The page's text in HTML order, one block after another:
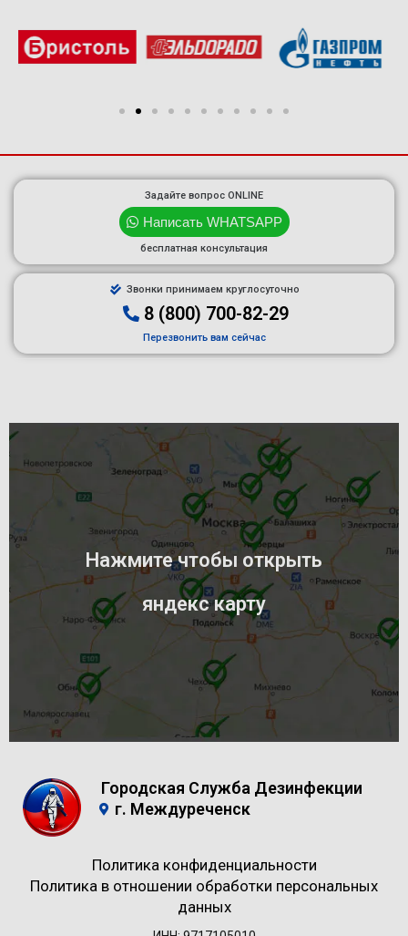
Задайте вопрос ONLINE
Написать WHATSAPP
бесплатная консультация
Звонки принимаем круглосуточно
8 (800) 700-82-29
Перезвонить вам сейчас
Нажмите чтобы открыть
яндекс карту
Городская Служба Дезинфекции
г. Междуреченск
Политика конфиденциальности
Политика в отношении обработки персональных
данных